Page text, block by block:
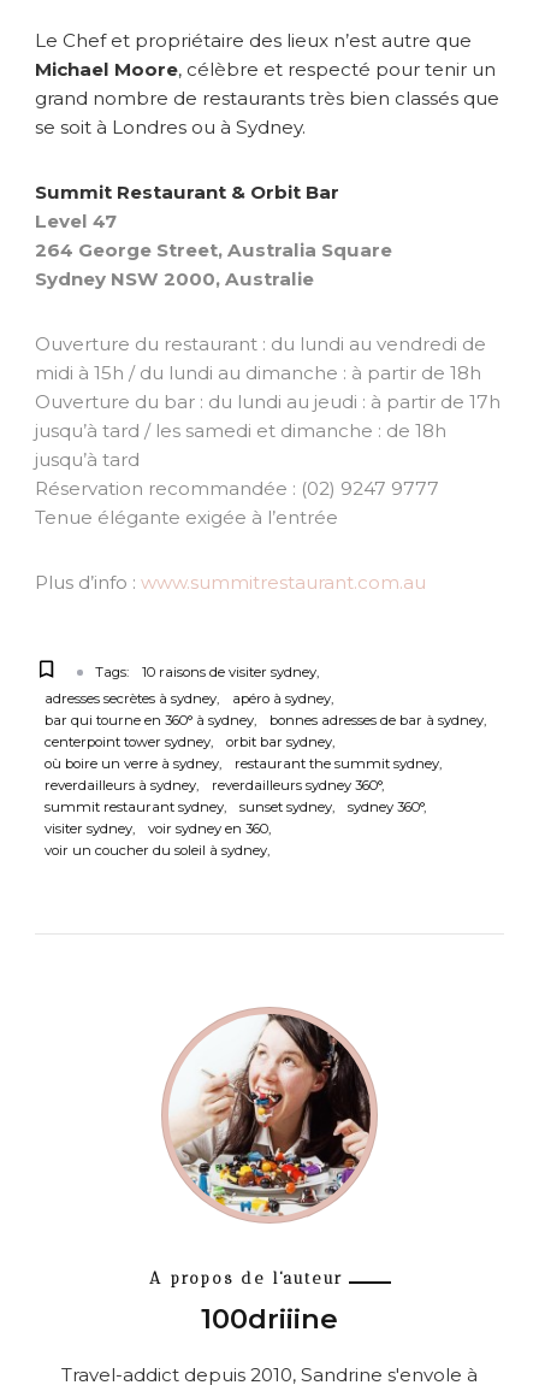
Le Chef et propriétaire des lieux n’est autre que
Michael Moore, célèbre et respecté pour tenir un
grand nombre de restaurants très bien classés que
se soit à Londres ou à Sydney.
Summit Restaurant & Orbit Bar
Level 47
264 George Street, Australia Square
Sydney NSW 2000, Australie
Ouverture du restaurant : du lundi au vendredi de
midi à 15h / du lundi au dimanche : à partir de 18h
Ouverture du bar : du lundi au jeudi : à partir de 17h
jusqu’à tard / les samedi et dimanche : de 18h
jusqu’à tard
Réservation recommandée : (02) 9247 9777
Tenue élégante exigée à l’entrée
Plus d’info : www.summitrestaurant.com.au
Tags:
10 raisons de visiter sydney
adresses secrètes à sydney
apéro à sydney
bar qui tourne en 360° à sydney
bonnes adresses de bar à sydney
centerpoint tower sydney
orbit bar sydney
où boire un verre à sydney
restaurant the summit sydney
reverdailleurs à sydney
reverdailleurs sydney 360°
summit restaurant sydney
sunset sydney
sydney 360°
visiter sydney
voir sydney en 360
voir un coucher du soleil à sydney
A propos de l'auteur
100driiine
Travel-addict depuis 2010, Sandrine s'envole à